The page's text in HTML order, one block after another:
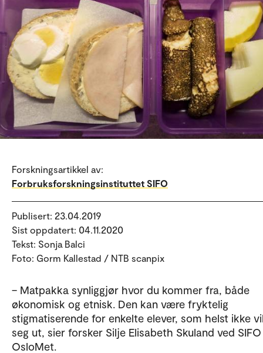
Forskningsartikkel av:
Forbruksforskningsinstituttet SIFO
Publisert: 23.04.2019
Sist oppdatert: 04.11.2020
Tekst: Sonja Balci
Foto: Gorm Kallestad / NTB scanpix
– Matpakka synliggjør hvor du kommer fra, både
økonomisk og etnisk. Den kan være fryktelig
stigmatiserende for enkelte elever, som helst ikke
seg ut, sier forsker Silje Elisabeth Skuland ved
OsloMet.